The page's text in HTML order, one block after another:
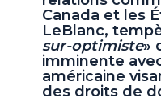
Canada et les
LeBlanc,
sur-optimiste»
imminente
américaine
des droits de